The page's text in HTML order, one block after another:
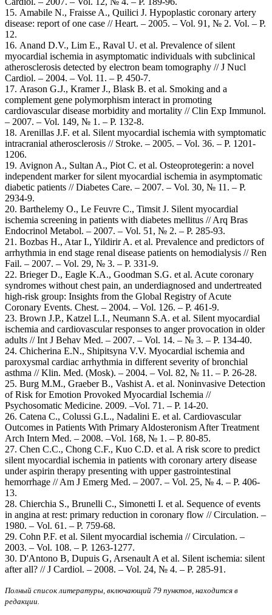
15. Amabile N., Fraisse A., Quilici J. Hypoplastic coronary artery
disease: report of one case // Heart. – 2005. – Vol. 91, № 2. Vol. – Р.
12.
16. Anand D.V., Lim E., Raval U. et al. Prevalence of silent
myocardial ischemia in asymptomatic individuals with subclinical
atherosclerosis detected by electron beam tomography // J Nucl
Cardiol. – 2004. – Vol. 11. – Р. 450-7.
17. Arason G.J., Kramer J., Blask B. et al. Smoking and a
complement gene polymorphism interact in promoting
cardiovascular disease morbidity and mortality // Clin Exp Immunol.
– 2007. – Vol. 149, № 1. – Р. 132-8.
18. Arenillas J.F. et al. Silent myocardial ischemia with symptomatic
intracranial atherosclerosis // Stroke. – 2005. – Vol. 36. – Р. 1201-
1206.
19. Avignon A., Sultan A., Piot C. et al. Osteoprotegerin: a novel
independent marker for silent myocardial ischemia in asymptomatic
diabetic patients // Diabetes Care. – 2007. – Vol. 30, № 11. – Р.
2934-9.
20. Barthelemy O., Le Feuvre C., Timsit J. Silent myocardial
ischemia screening in patients with diabetes mellitus // Arq Bras
Endocrinol Metabol. – 2007. – Vol. 51, № 2. – Р. 285-93.
21. Bozbas H., Atar I., Yildirir A. et al. Prevalence and predictors of
arrhythmia in end stage renal disease patients on hemodialysis // Ren
Fail. – 2007. – Vol. 29, № 3. – Р. 331-9.
22. Brieger D., Eagle K.A., Goodman S.G. et al. Acute coronary
syndromes without chest pain, an underdiagnosed and undertreated
high-risk group: Insights from the Global Registry of Acute
Coronary Events. Chest. – 2004. – Vol. 126. – Р. 461-9.
23. Brown J.P., Katzel L.I., Neumann S.A. et al. Silent myocardial
ischemia and cardiovascular responses to anger provocation in older
adults // Int J Behav Med. – 2007. – Vol. 14. – № 3. – Р. 134-40.
24. Chicherina E.N., Shipitsyna V.V. Myocardial ischemia and
paroxysmal cardiac arrhythmia in different severity of bronchial
asthma // Klin. Med. (Mosk). – 2004. – Vol. 82, № 11. – Р. 26-28.
25. Burg M.M., Graeber B., Vashist A. et al. Noninvasive Detection
of Risk for Emotion Provoked Myocardial Ischemia //
Psychosomatic Medicine. 2009. –Vol. 71. – Р. 14-20.
26. Catena C., Colussi G.L., Nadalini E. et al. Cardiovascular
Outcomes in Patients With Primary Aldosteronism After Treatment
Arch Intern Med. – 2008. –Vol. 168, № 1. – Р. 80-85.
27. Chen C.C., Chong C.F., Kuo C.D. et al. A risk score to predict
silent myocardial ischemia in patients with coronary artery disease
under aspirin therapy presenting with upper gastrointestinal
hemorrhage // Am J Emerg Med. – 2007. – Vol. 25, № 4. – Р. 406-
13.
28. Chierchia S., Brunelli C., Simonetti I. et al. Sequence of events
in angina at rest: primary reduction in coronary flow // Circulation. –
1980. – Vol. 61. – Р. 759-68.
29. Cohn P.F. et al. Silent myocardial ischemia // Circulation. –
2003. – Vol. 108. – Р. 1263-1277.
30. D'Antono B, Dupuis G, Arsenault A et al. Silent ischemia: silent
after all? // J Cardiol. – 2008. – Vol. 24, № 4. – Р. 285-91.
Полный список литературы, включающий 79 пунктов, находится в
редакции.